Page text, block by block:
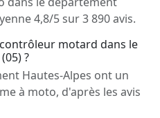
4,8/5 sur 3 890 avis.
motard dans le
?
Hautes-Alpes ont un
à moto, d'après les avis